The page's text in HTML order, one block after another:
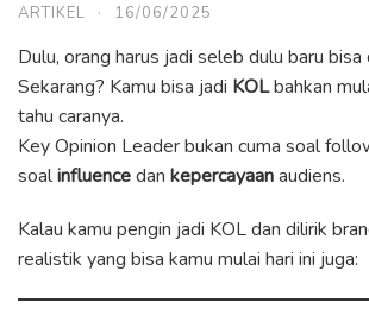
ARTIKEL · 16/06/2025
Dulu, orang harus jadi seleb dulu baru
Sekarang? Kamu bisa jadi KOLbahkan
tahu caranya.
Key Opinion Leader bukan cuma soal
soalinfluencedan kepercayaanaudiens.
Kalau kamu pengin jadi KOL dan dilirik
realistik yang bisa kamu mulai hari ini juga: